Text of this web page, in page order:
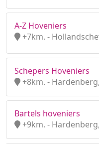
A-Z Hoveniers
+7km. -
Schepers Hoveniers
+8km. -
Bartels hoveniers
+9km. -